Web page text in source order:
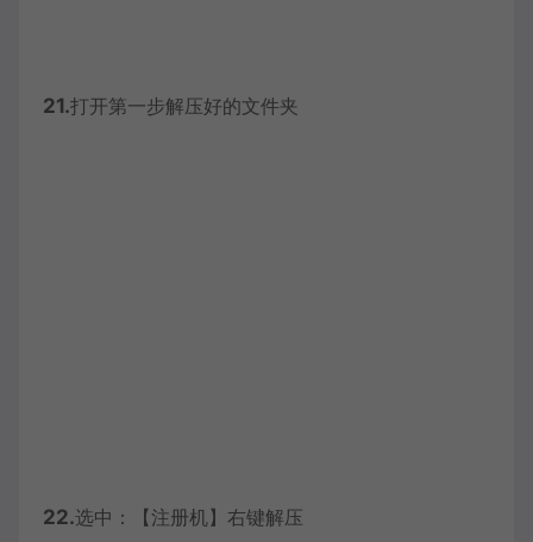
21.打开第一步解压好的文件夹
22.选中：【注册机】右键解压